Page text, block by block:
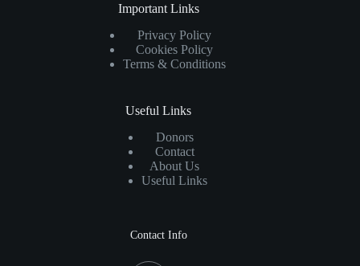
Important Links
Privacy Policy
Cookies Policy
Terms & Conditions
Useful Links
Donors
Contact
About Us
Useful Links
Contact Info